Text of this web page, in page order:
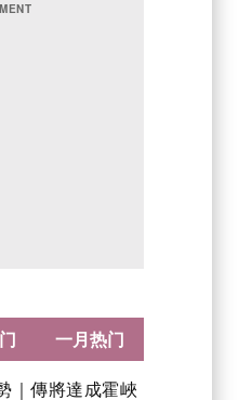
｜傳將達成霍峽
一月热门